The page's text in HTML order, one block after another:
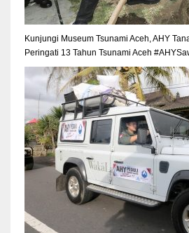
Kunjungi Museum Tsunami Aceh, AHY
Peringati 13 Tahun Tsunami Aceh